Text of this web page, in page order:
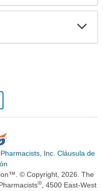
Inc. Cláusula de
© Copyright, 2026. The
®, 4500 East-West